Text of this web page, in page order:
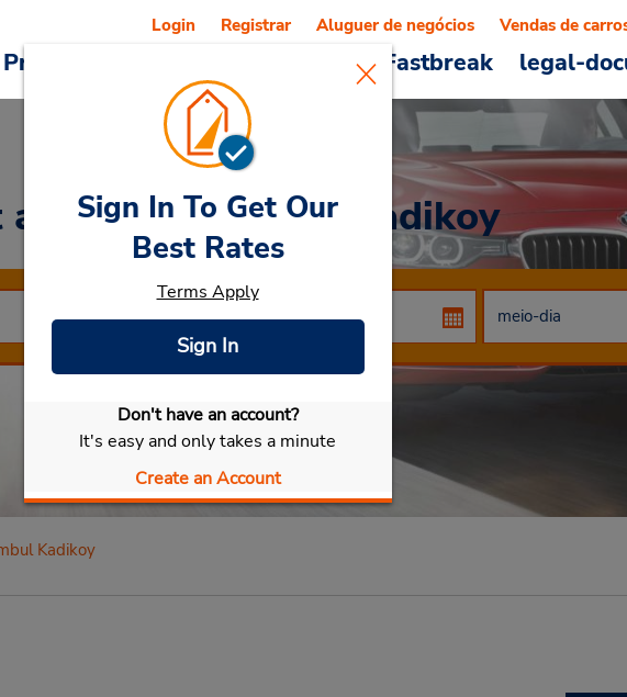
Promoções Veículos e serviços Fastbreak legal-
Login Registrar Aluguer de negócios Vendas de
a Carat Istambul Kadikoy
Selecionar meu carro
Sign In To Get Our
Best Rates
Terms Apply
Sign In
Don't have an account?
It's easy and only takes a minute
Create an Account
Kadikoy